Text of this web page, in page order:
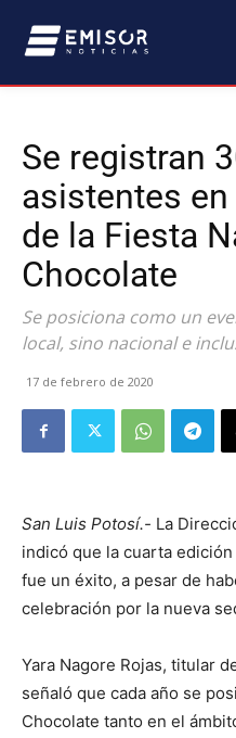
Se registran
asistentes
de la Fiesta
Chocolate
Se posiciona como un
local, sino nacional e
17 de febrero de 2020
San Luis Potosí.- La
indicó que la cuarta
fue un éxito, a pesar de
celebración por la nueva
Yara Nagore Rojas, titular
señaló que cada año se
Chocolate tanto en el